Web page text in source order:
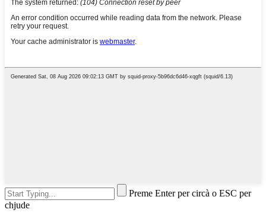
Preme Enter per circà o ESC per
chjude